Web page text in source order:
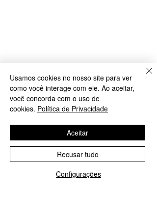
Usamos cookies no nosso site para ver
como você interage com ele. Ao aceitar,
você concorda com o uso de
cookies. Política de Privacidade
Configurações
Recusar tudo
Aceitar